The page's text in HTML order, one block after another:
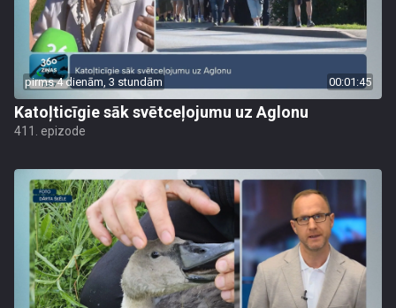
pirms 4 dienām, 3 stundām 00:01:45
Katoļticīgie sāk svētceļojumu uz Aglonu
411. epizode